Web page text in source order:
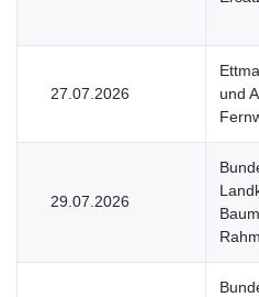
27.07.2026
und
29.07.2026